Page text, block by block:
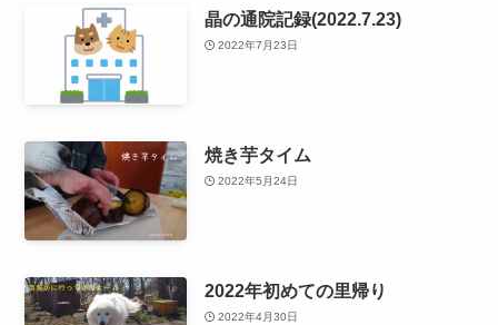
晶の通院記録(2022.7.23)
2022年7月23日
焼き芋タイム
2022年5月24日
2022年初めての里帰り
2022年4月30日